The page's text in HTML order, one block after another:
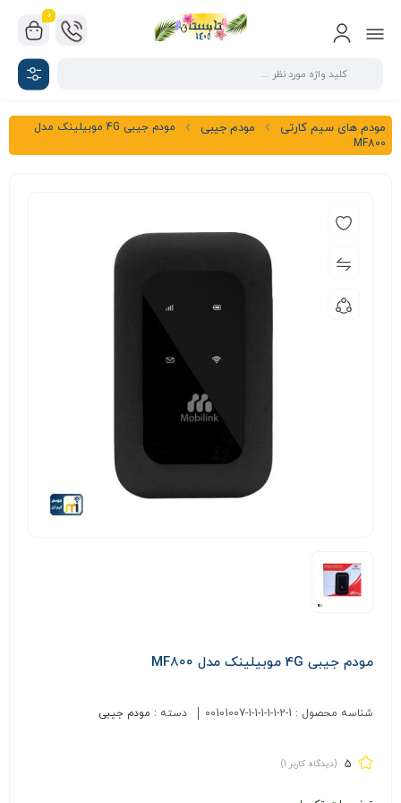
0
مودم های سیم کارتی مودم جیبی
مودم جیبی 4G موبیلینک مدل
MF800
مودم جیبی 4G موبیلینک مدل MF800
شناسه محصول : 00101007-1-1-1-1-1-2-1 دسته : مودم جیبی
5 (دیدگاه کاربر 1
)